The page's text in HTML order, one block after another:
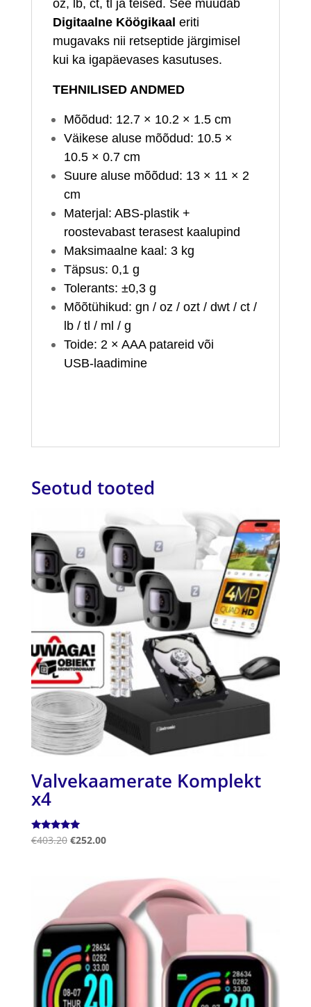
oz, lb, ct, tl ja teised. See muudab
Digitaalne Köögikaal eriti
mugavaks nii retseptide järgimisel
kui ka igapäevases kasutuses.
TEHNILISED ANDMED
Mõõdud: 12.7 × 10.2 × 1.5 cm
Väikese aluse mõõdud: 10.5 ×
10.5 × 0.7 cm
Suure aluse mõõdud: 13 × 11 × 2
cm
Materjal: ABS-plastik +
roostevabast terasest kaalupind
Maksimaalne kaal: 3 kg
Täpsus: 0,1 g
Tolerants: ±0,3 g
Mõõtühikud: gn / oz / ozt / dwt / ct /
lb / tl / ml / g
Toide: 2 × AAA patareid või
USB‑laadimine
Seotud tooted
Valvekaamerate Komplekt
x4
Hinnanguga
5.00
€403.20 €252.00